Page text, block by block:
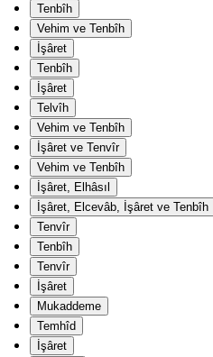
Tenbîh
Vehim ve Tenbîh
İşâret
Tenbîh
İşâret
Telvîh
Vehim ve Tenbîh
İşâret ve Tenvîr
Vehim ve Tenbîh
İşâret, Elhâsıl
İşâret, Elcevâb, İşâret ve Tenbîh
Tenvîr
Tenbîh
Tenvîr
İşâret
Mukaddeme
Temhîd
İşâret